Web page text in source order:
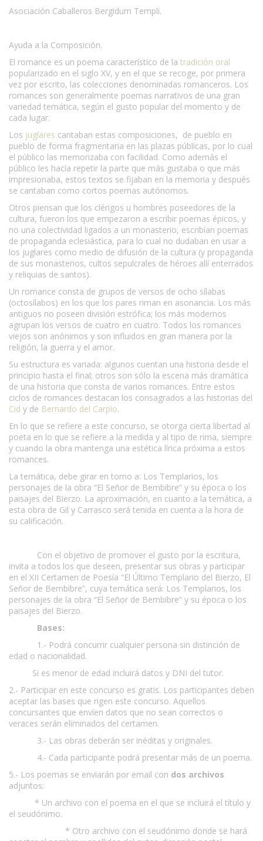
Asociación Caballeros Bergidum Templi.
Ayuda a la Composición.
El romance es un poema característico de la tradición oral
popularizado en el siglo XV, y en el que se recoge, por primera
vez por escrito, las colecciones denominadas romanceros. Los
romances son generalmente poemas narrativos de una gran
variedad temática, según el gusto popular del momento y de
cada lugar.
Los juglares cantaban estas composiciones, de pueblo en
pueblo de forma fragmentaria en las plazas públicas, por lo cual
el público las memorizaba con facilidad. Como además el
público les hacía repetir la parte que más gustaba o que más
impresionaba, estos textos se fijaban en la memoria y después
se cantaban como cortos poemas autónomos.
Otros piensan que los clérigos u hombres poseedores de la
cultura, fueron los que empezaron a escribir poemas épicos, y
no una colectividad ligados a un monasterio, escribían poemas
de propaganda eclesiástica, para lo cual no dudaban en usar a
los juglares como medio de difusión de la cultura (y propaganda
de sus monasterios, cultos sepulcrales de héroes allí enterrados
y reliquias de santos).
Un romance consta de grupos de versos de ocho sílabas
(octosílabos) en los que los pares riman en asonancia. Los más
antiguos no poseen división estrófica; los más modernos
agrupan los versos de cuatro en cuatro. Todos los romances
viejos son anónimos y son influidos en gran manera por la
religión, la guerra y el amor.
Su estructura es variada: algunos cuentan una historia desde el
principio hasta el final; otros son sólo la escena más dramática
de una historia que consta de varios romances. Entre estos
ciclos de romances destacan los consagrados a las historias del
Cid y de Bernardo del Carpio.
En lo que se refiere a este concurso, se otorga cierta libertad al
poeta en lo que se refiere a la medida y al tipo de rima, siempre
y cuando la obra mantenga una estética lírica próxima a estos
romances.
La temática, debe girar en torno a: Los Templarios, los
personajes de la obra “El Señor de Bembibre” y su época o los
paisajes del Bierzo. La aproximación, en cuanto a la temática, a
esta obra de Gil y Carrasco será tenida en cuenta a la hora de
su calificación.
Con el objetivo de promover el gusto por la escritura,
invita a todos los que deseen, presentar sus obras y participar
en el XII Certamen de Poesía “El Último Templario del Bierzo, El
Señor de Bembibre”, cuya temática será: Los Templarios, los
personajes de la obra “El Señor de Bembibre” y su época o los
paisajes del Bierzo.
Bases:
1.- Podrá concurrir cualquier persona sin distinción de
edad o nacionalidad.
Si es menor de edad incluirá datos y DNI del tutor.
2.- Participar en este concurso es gratis. Los participantes deben
aceptar las bases que rigen este concurso. Aquellos
concursantes que envíen datos que no sean correctos o
veraces serán eliminados del certamen.
3.- Las obras deberán ser inéditas y originales.
4.- Cada participante podrá presentar más de un poema.
5.- Los poemas se enviarán por email con dos archivos
adjuntos:
* Un archivo con el poema en el que se incluirá el título y
el seudónimo.
* Otro archivo con el seudónimo donde se hará